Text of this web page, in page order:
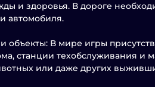
и здоровья. В дороге
автомобиля.
объекты: В мире игры
станции техобслуживания и
или даже других